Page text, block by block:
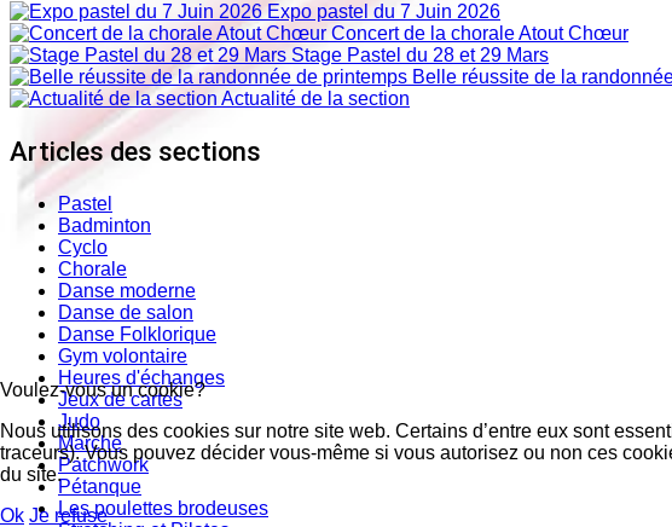
Expo pastel du 7 Juin 2026
Concert de la chorale Atout Chœur
Stage Pastel du 28 et 29 Mars
Belle réussite de la
Actualité de la section
Articles des sections
Pastel
Badminton
Cyclo
Chorale
Danse moderne
Danse de salon
Danse Folklorique
Gym volontaire
Heures d'échanges
Jeux de cartes
Judo
Marche
Patchwork
Pétanque
Les poulettes brodeuses
Voulez-vous un cookie?
Nous utilisons des cookies sur notre site web. Certains d’entre eux sont
traceurs). Vous pouvez décider vous-même si vous autorisez ou non ces
du site.
Ok Je refuse